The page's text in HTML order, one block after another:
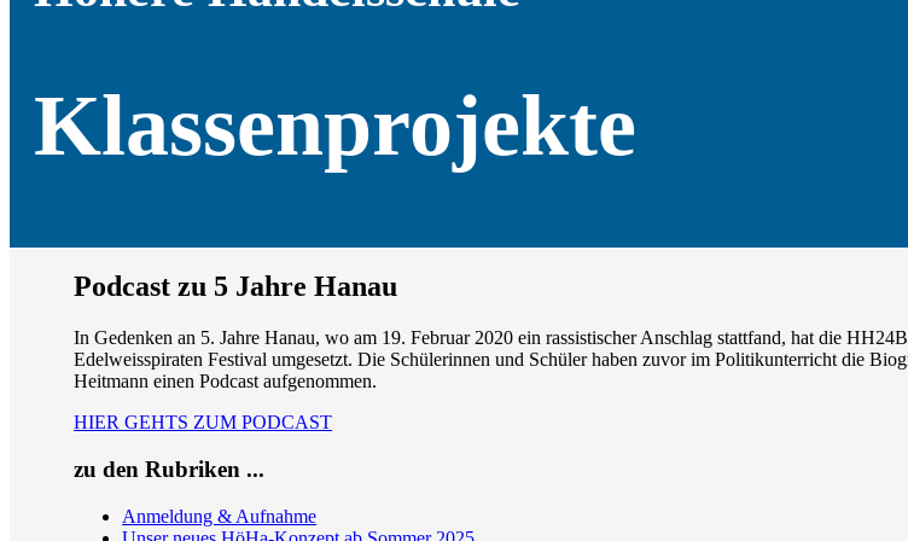
Klassenprojekte
Podcast zu 5 Jahre Hanau
In Gedenken an 5. Jahre Hanau, wo am 19. Februar 2020 ein rassistischer Anschlag stattfand, hat die
Edelweisspiraten Festival umgesetzt. Die Schülerinnen und Schüler haben zuvor im Politikunterricht die
Heitmann einen Podcast aufgenommen.
HIER GEHTS ZUM PODCAST
zu den Rubriken ...
Anmeldung & Aufnahme